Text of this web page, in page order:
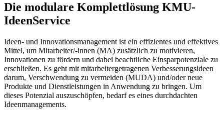
Die modulare Komplettlösung KMU-
IdeenService
Ideen- und Innovationsmanagement ist ein effizientes und effektives
Mittel, um Mitarbeiter/-innen (MA) zusätzlich zu motivieren,
Innovationen zu fördern und dabei beachtliche Einsparpotenziale zu
erschließen. Es geht mit mitarbeitergetragenen Verbesserungsideen
darum, Verschwendung zu vermeiden (MUDA) und/oder neue
Produkte und Dienstleistungen in Anwendung zu bringen. Um
dieses Potenzial auszuschöpfen, bedarf es eines durchdachten
Ideenmanagements.